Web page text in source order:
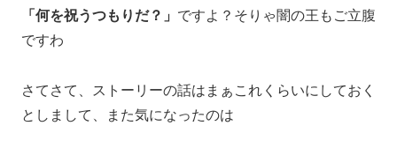
「何を祝うつもりだ？」 ですよ？そりゃ闇の王もご立腹
ですわ
さてさて、ストーリーの話はまぁこれくらいにしておく
としまして、また気になったのは